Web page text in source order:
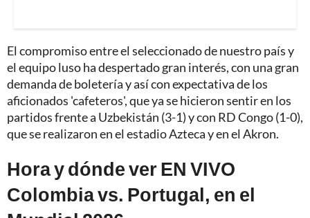
El compromiso entre el seleccionado de nuestro país y
el equipo luso ha despertado gran interés, con una gran
demanda de boletería y así con expectativa de los
aficionados 'cafeteros', que ya se hicieron sentir en los
partidos frente a Uzbekistán (3-1) y con RD Congo (1-0),
que se realizaron en el estadio Azteca y en el Akron.
Hora y dónde ver EN VIVO
Colombia vs. Portugal, en el